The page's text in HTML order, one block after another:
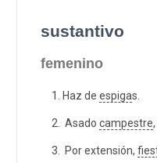
sustantivo
femenino
Haz de espigas.
Asado campestre
Por extensión,